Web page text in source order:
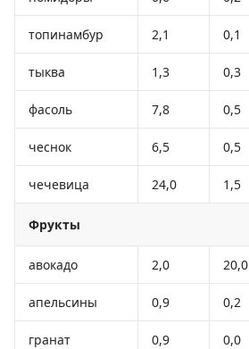
топинамбур 2,1 0,1
тыква 1,3 0,3
фасоль 7,8 0,5
чеснок 6,5 0,5
чечевица 24,0 1,5
Фрукты
авокадо 2,0 20,0
апельсины 0,9 0,2
гранат 0,9 0,0